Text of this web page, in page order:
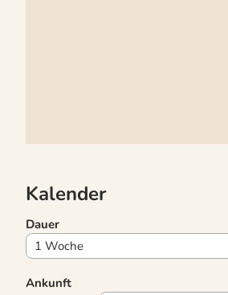
Kalender
Ankunft
Dauer